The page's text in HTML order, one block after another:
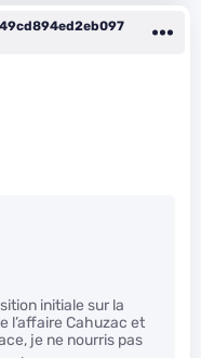
initiale sur la
l’affaire Cahuzac et
je ne nourris pas